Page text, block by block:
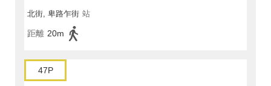
北街, 卑路乍街 站
距離 20m
47P